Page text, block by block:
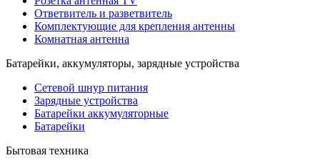
Ответвитель и разветвитель
Комплектующие для крепления антенны
Комнатная антенна
Батарейки, аккумуляторы, зарядные устройства
Сетевой шнур питания
Зарядные устройства
Батарейки аккумуляторные
Батарейки
Бытовая техника